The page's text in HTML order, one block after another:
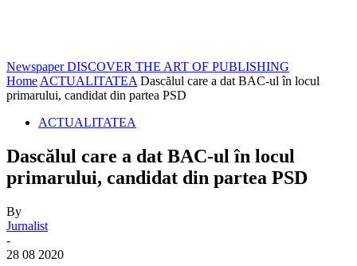
Newspaper DISCOVER THE ART OF PUBLISHING
Home ACTUALITATEA Dascălul care a dat BAC-ul în locul
primarului, candidat din partea PSD
ACTUALITATEA
Dascălul care a dat BAC-ul în locul
primarului, candidat din partea PSD
By
Jurnalist
-
28 08 2020